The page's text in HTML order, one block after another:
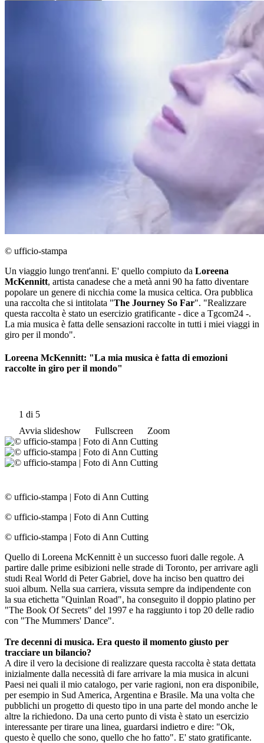
© ufficio-stampa
Un viaggio lungo trent'anni. E' quello compiuto da Loreena
McKennitt, artista canadese che a metà anni 90 ha fatto diventare
popolare un genere di nicchia come la musica celtica. Ora pubblica
una raccolta che si intitolata "The Journey So Far". "Realizzare
questa raccolta è stato un esercizio gratificante - dice a Tgcom24 -.
La mia musica è fatta delle sensazioni raccolte in tutti i miei viaggi in
giro per il mondo".
Loreena McKennitt: "La mia musica è fatta di emozioni
raccolte in giro per il mondo"
1 di 5
Avvia slideshow
Fullscreen Zoom
© ufficio-stampa | Foto di Ann Cutting
© ufficio-stampa | Foto di Ann Cutting
© ufficio-stampa | Foto di Ann Cutting
Quello di Loreena McKennitt è un successo fuori dalle regole. A
partire dalle prime esibizioni nelle strade di Toronto, per arrivare agli
studi Real World di Peter Gabriel, dove ha inciso ben quattro dei
suoi album. Nella sua carriera, vissuta sempre da indipendente con
la sua etichetta "Quinlan Road", ha conseguito il doppio platino per
"The Book Of Secrets" del 1997 e ha raggiunto i top 20 delle radio
con "The Mummers' Dance".
Tre decenni di musica. Era questo il momento giusto per
tracciare un bilancio?
A dire il vero la decisione di realizzare questa raccolta è stata dettata
inizialmente dalla necessità di fare arrivare la mia musica in alcuni
Paesi nei quali il mio catalogo, per varie ragioni, non era disponibile,
per esempio in Sud America, Argentina e Brasile. Ma una volta che
pubblichi un progetto di questo tipo in una parte del mondo anche le
altre la richiedono. Da una certo punto di vista è stato un esercizio
interessante per tirare una linea, guardarsi indietro e dire: "Ok,
questo è quello che sono, quello che ho fatto". E' stato gratificante.